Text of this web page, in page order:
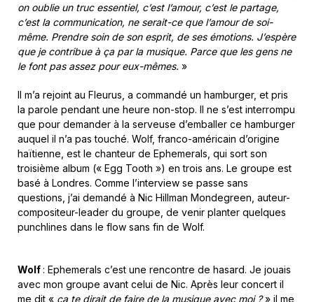
on oublie un truc essentiel, c’est l’amour, c’est le partage,
c’est la communication, ne serait-ce que l’amour de soi-
même. Prendre soin de son esprit, de ses émotions. J’espère
que je contribue à ça par la musique. Parce que les gens ne
le font pas assez pour eux-mêmes. »
Il m’a rejoint au Fleurus, a commandé un hamburger, et pris
la parole pendant une heure non-stop. Il ne s’est interrompu
que pour demander à la serveuse d’emballer ce hamburger
auquel il n’a pas touché. Wolf, franco-américain d’origine
haïtienne, est le chanteur de Ephemerals, qui sort son
troisième album (« Egg Tooth ») en trois ans. Le groupe est
basé à Londres. Comme l’interview se passe sans
questions, j’ai demandé à Nic Hillman Mondegreen, auteur-
compositeur-leader du groupe, de venir planter quelques
punchlines dans le flow sans fin de Wolf.
Wolf: Ephemerals c’est une rencontre de hasard. Je jouais
avec mon groupe avant celui de Nic. Après leur concert il
me dit « ça te dirait de faire de la musique avec moi ?» il me